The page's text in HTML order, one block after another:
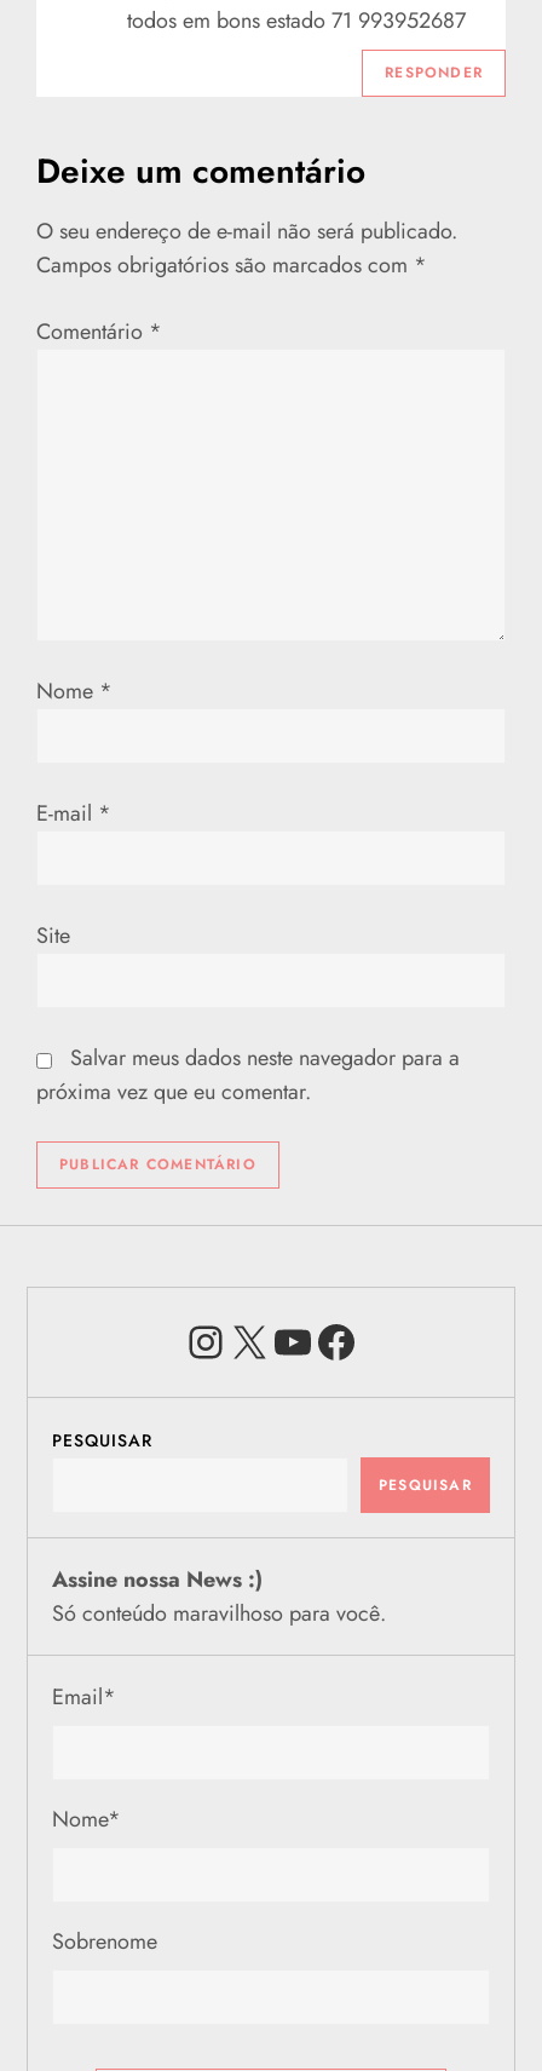
todos em bons estado 71 993952687
RESPONDER
Deixe um comentário
O seu endereço de e-mail não será publicado.
Campos obrigatórios são marcados com *
Comentário *
Nome *
E-mail *
Site
Salvar meus dados neste navegador para a
próxima vez que eu comentar.
Instagram
X Youtube
PESQUISAR
PESQUISAR
Assine nossa News :)
Só conteúdo maravilhoso para você.
Email*
Nome*
Sobrenome